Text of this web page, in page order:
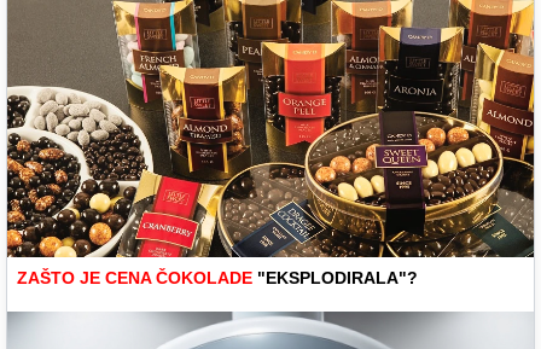
ZAŠTO JE CENA ČOKOLADE "EKSPLODIRALA"?